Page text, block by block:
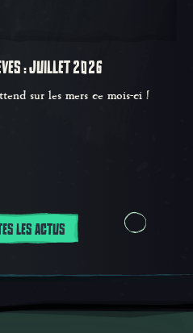
: JUILLET 2026
sur les mers ce mois-ci !
LES ACTUS